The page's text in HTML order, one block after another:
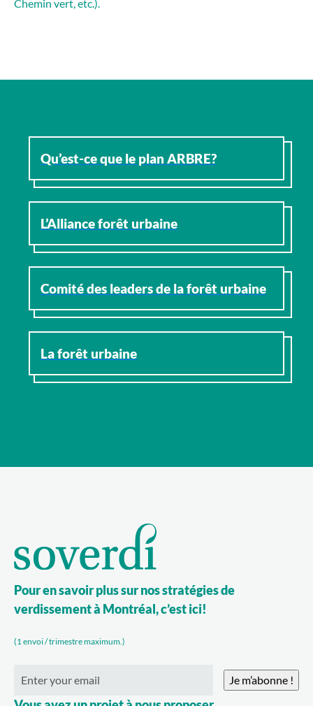
Chemin vert, etc.).
Qu’est-ce que le plan ARBRE?
L’Alliance forêt urbaine
Comité des leaders de la forêt urbaine
La forêt urbaine
Pour en savoir plus sur nos stratégies de
verdissement à Montréal, c’est ici!
(1 envoi / trimestre maximum.)